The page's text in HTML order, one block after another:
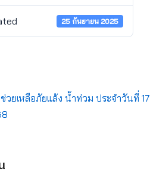
25 กันยายน 2025
วยเหลือภัยแล้ง น้ำท่วม ประจำวันที่ 17